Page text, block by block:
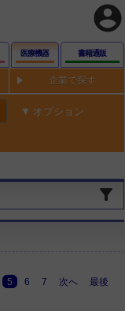
account_circle
医療機器 書籍通販
企業で探す
オプション
5 6 7 次へ 最後